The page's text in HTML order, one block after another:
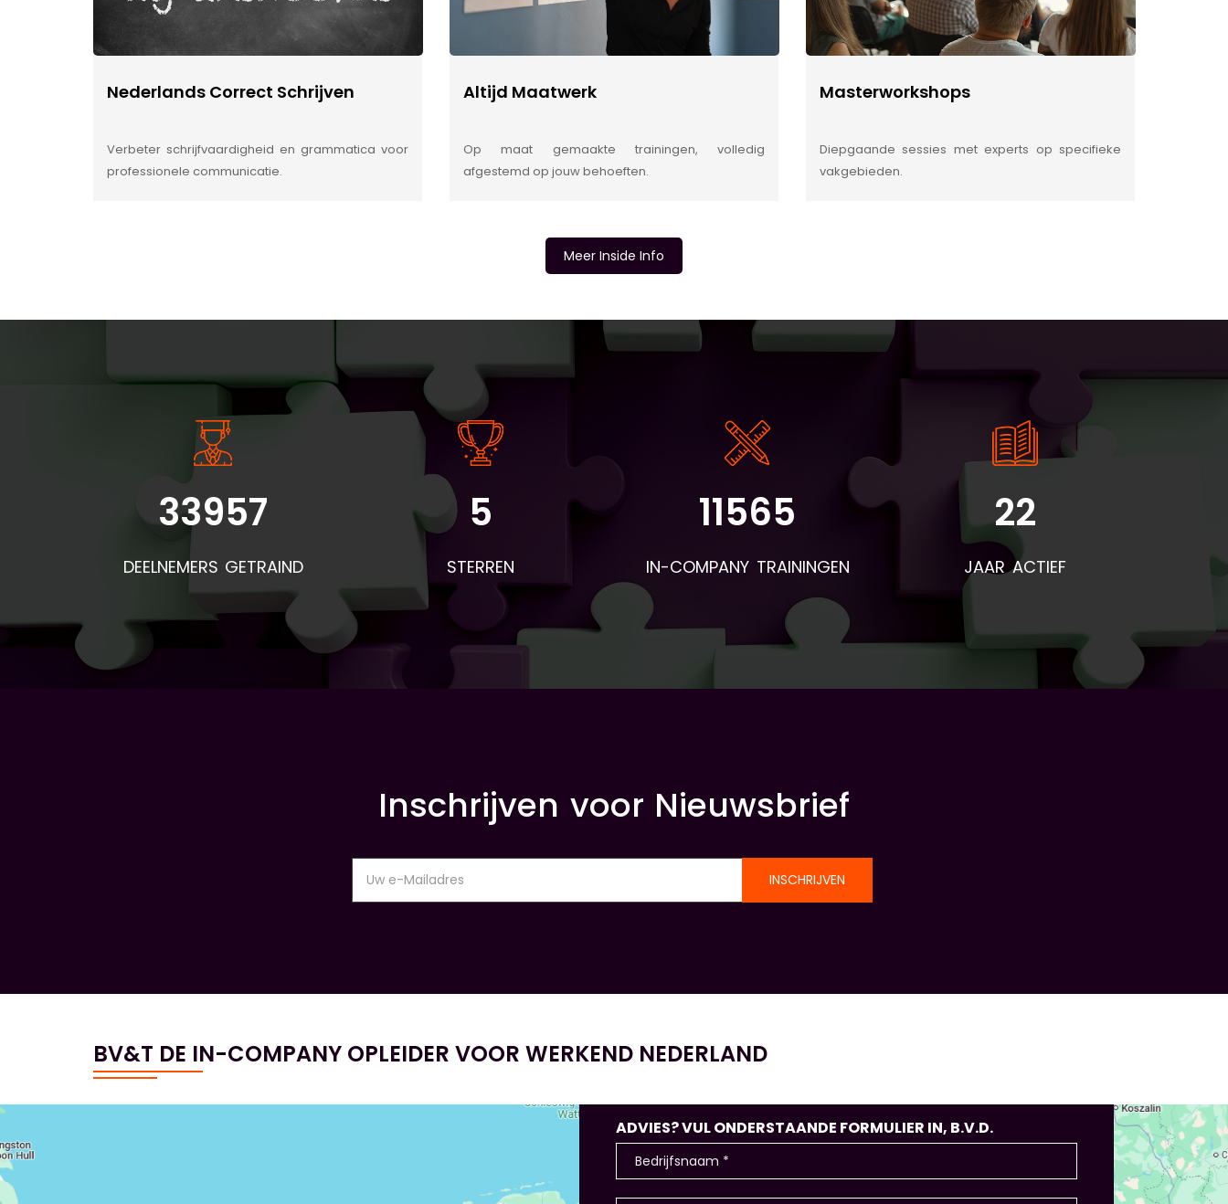
Nederlands Correct Schrijven
Verbeter schrijfvaardigheid en grammatica voor
professionele communicatie.
Altijd Maatwerk
Op maat gemaakte trainingen, volledig
afgestemd op jouw behoeften.
Masterworkshops
Diepgaande sessies met experts op specifieke
vakgebieden.
Meer Inside Info
33957
DEELNEMERS GETRAIND
5
STERREN
11565
IN-COMPANY TRAININGEN
22
JAAR ACTIEF
Inschrijven voor Nieuwsbrief
INSCHRIJVEN
BV&T DE IN-COMPANY OPLEIDER VOOR WERKEND NEDERLAND
ADVIES? VUL ONDERSTAANDE FORMULIER IN, B.V.D.